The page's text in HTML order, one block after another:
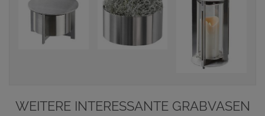
WEITERE INTERESSANTE GRABVASEN